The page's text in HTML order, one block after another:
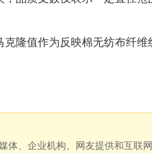
克隆值作为反映棉无纺布纤
体、企业机构、网友提供和互联